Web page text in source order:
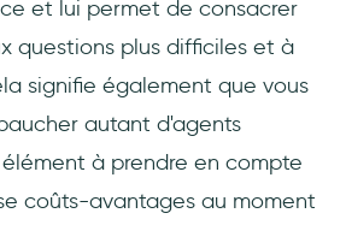
et lui permet de consacrer
questions plus difficiles et à
signifie également que vous
autant d'agents
à prendre en compte
coûts-avantages au moment